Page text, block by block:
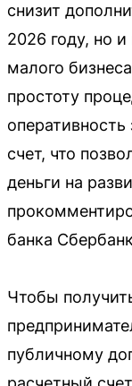
снизит
2026 году, но
малого
простоту
счет, что
деньги на
банка
Чтобы
публичному